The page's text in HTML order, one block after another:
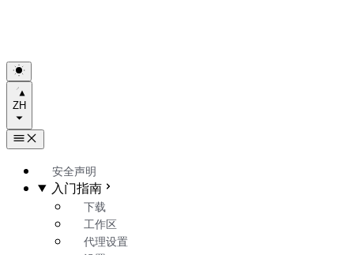
ZH
安全声明
入门指南
下载
工作区
代理设置